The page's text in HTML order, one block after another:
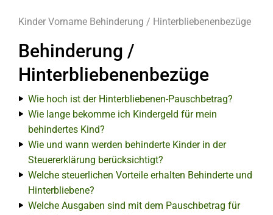
Kinder Vorname Behinderung / Hinterbliebenenbezüge
Behinderung /
Hinterbliebenenbezüge
Wie hoch ist der Hinterbliebenen-Pauschbetrag?
Wie lange bekomme ich Kindergeld für mein
behindertes Kind?
Wie und wann werden behinderte Kinder in der
Steuererklärung berücksichtigt?
Welche steuerlichen Vorteile erhalten Behinderte und
Hinterbliebene?
Welche Ausgaben sind mit dem Pauschbetrag für